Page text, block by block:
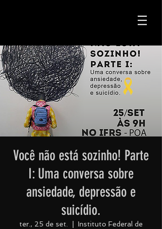
Você não está sozinho! Parte
I: Uma conversa sobre
ansiedade, depressão e
suicídio.
ter., 25 de set.
Instituto Federal de